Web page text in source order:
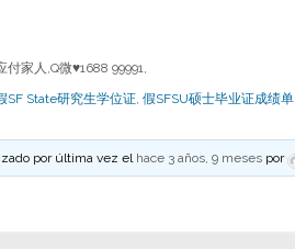
家人,Q微♥1688 99991,
SF State研究生学位证, 假SFSU硕士毕业证成绩单
por última vez el hace 3 años, 9 meses por